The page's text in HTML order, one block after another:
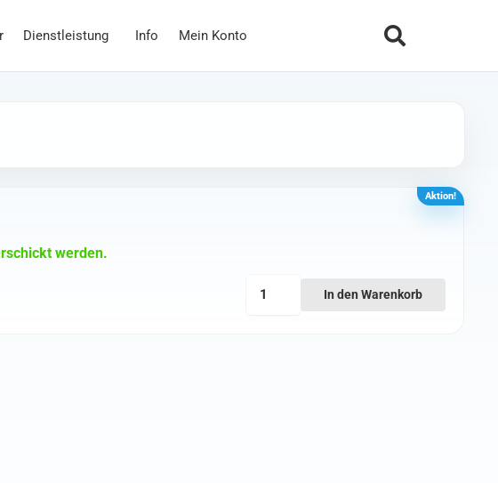
Dienstleistung Info Mein Konto
Aktion!
Preis war: CHF 14.00
Preis ist: CHF 9.80.
werden.
In den Warenkorb